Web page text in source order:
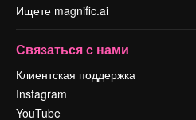
Ищете magnific.ai
Связаться с нами
Клиентская поддержка
Instagram
YouTube